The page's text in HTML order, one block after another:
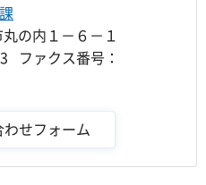
の内１－６－１
ファクス番号：